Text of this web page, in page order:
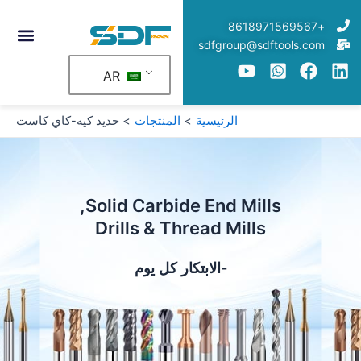
إلى
المحتوى
+8618971569567
sdfgroup@sdftools.com
الرئيسية المنتجات حديد كيه-كاي كاست
Solid Carbide End Mills,
Drills & Thread Mills
-الابتكار كل يوم